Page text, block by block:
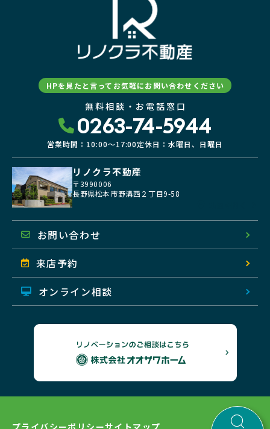
HPを見たと言ってお気軽にお問い合わせください
無料相談・お電話窓口
0263-74-5944
営業時間：10:00〜17:00定休日：水曜日、日曜日
リノクラ不動産
〒3990006
長野県松本市野溝西２丁目9-58
お問い合わせ
来店予約
オンライン相談